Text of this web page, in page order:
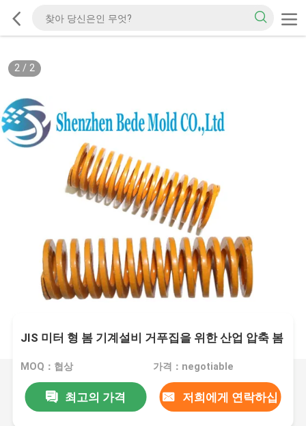
2/ 2
JIS 미터 형 봄 기계설비 거푸집을 위한 산업 압축 봄
MOQ：협상 가격：negotiable
최고의 가격 저희에게 연락하십